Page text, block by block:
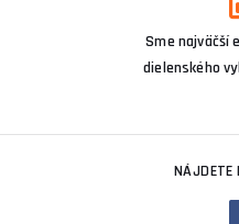
Sme najväčší
dielenského
NÁJDETE